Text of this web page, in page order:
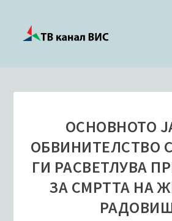
ОСНОВНОТО
ОБВИНИТЕЛСТВО
ГИ РАСВЕТЛУВА
ЗА СМРТТА НА